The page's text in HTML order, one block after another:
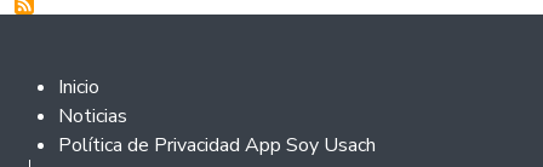
Footer 2
Inicio
Noticias
Política de Privacidad App Soy Usach